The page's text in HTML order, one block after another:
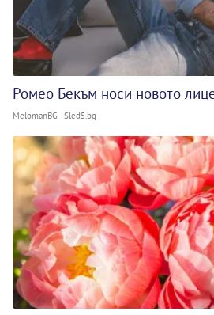
Ромео Бекъм носи новото
MelomanBG - Sled5.bg